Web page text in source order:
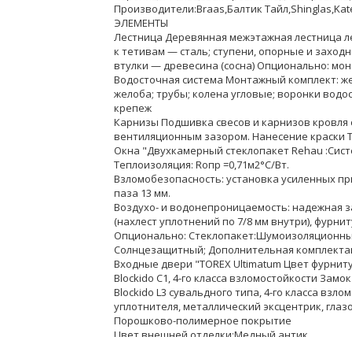
Производители:Braas,Балтик
ЭЛЕМЕНТЫ
Лестница Деревянная межэтажная лестница
к тетивам — сталь; ступени, опорные и
втулки — древесина (сосна) Опционально:
Водосточная система Монтажный комплект:
желоба; трубы; колена угловые; воронки
крепеж
Карнизы Подшивка свесов и карнизов
вентиляционным зазором. Нанесение
Окна "Двухкамерный стеклопакет Rehau
Теплоизоляция: Rопр =0,71м2°С/Вт.
Взломобезопасность: установка усиленных
паза 13 мм.
Воздухо- и водонепроницаемость: надежная
(нахлест уплотнений по 7/8 мм внутри),
Опционально:
Солнцезащитный; Дополнительная
Входные двери "TOREX Ultimatum Цвет
Blockido C1, 4-го класса взломостойкости
Blockido L3 сувальдного типа, 4-го класса
уплотнителя, металлический эксцентрик,
Порошково-полимерное покрытие